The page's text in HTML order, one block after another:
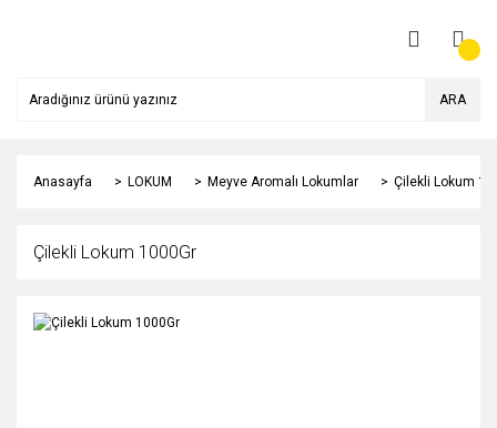
ARA
Anasayfa LOKUM Meyve Aromalı Lokumlar Çilekli Lokum
Çilekli Lokum 1000Gr